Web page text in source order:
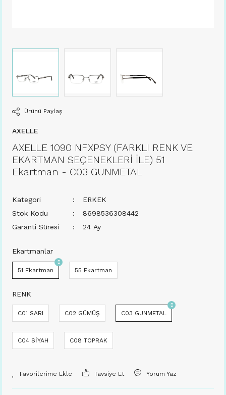
Ürünü Paylaş
AXELLE
AXELLE 1090 NFXPSY (FARKLI RENK VE
EKARTMAN SEÇENEKLERİ İLE) 51
Ekartman - C03 GUNMETAL
Kategori
ERKEK
Stok Kodu
8698536308442
Garanti Süresi
24 Ay
Ekartmanlar
51 Ekartman 55 Ekartman
RENK
C01 SARI C02 GÜMÜŞ C03 GUNMETAL
C04 SİYAH C08 TOPRAK
Tavsiye Et Yorum Yaz